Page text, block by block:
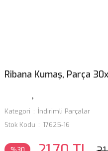
Ribana Kumaş, Parça
Kategori
İndirimli Parçalar
Stok Kodu
17625-16